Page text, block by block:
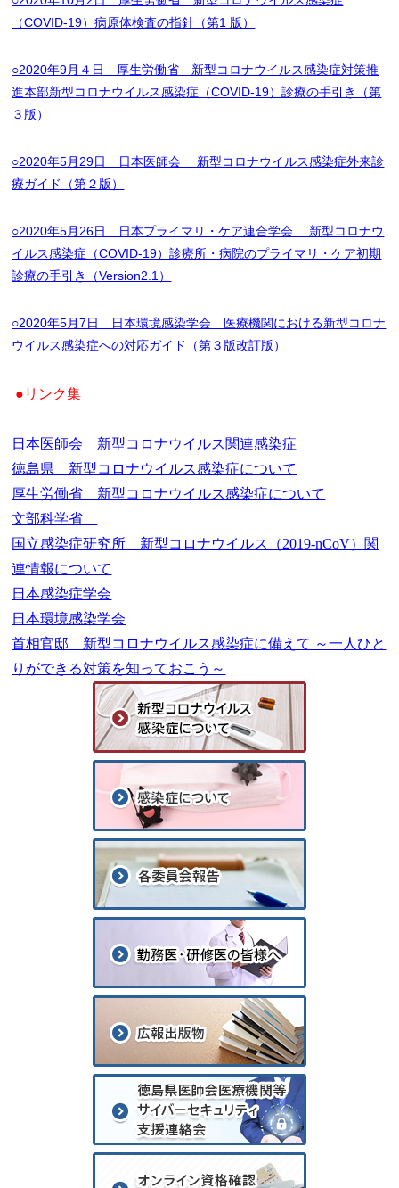
（COVID-19）病原体検査の指針（第1 版）
○2020年9月４日 厚生労働省 新型コロナウイルス感染症対策推
進本部新型コロナウイルス感染症（COVID-19）診療の手引き（第
３版）
○2020年5月29日 日本医師会 新型コロナウイルス感染症外来診
療ガイド（第２版）
○2020年5月26日 日本プライマリ・ケア連合学会 新型コロナウ
イルス感染症（COVID-19）診療所・病院のプライマリ・ケア初期
診療の手引き（Version2.1）
○2020年5月7日 日本環境感染学会 医療機関における新型コロナ
ウイルス感染症への対応ガイド（第３版改訂版）
●リンク集
日本医師会 新型コロナウイルス関連感染症
徳島県 新型コロナウイルス感染症について
厚生労働省 新型コロナウイルス感染症について
文部科学省
国立感染症研究所 新型コロナウイルス（2019-nCoV）関
連情報について
日本感染症学会
日本環境感染学会
首相官邸 新型コロナウイルス感染症に備えて ～一人ひと
りができる対策を知っておこう～